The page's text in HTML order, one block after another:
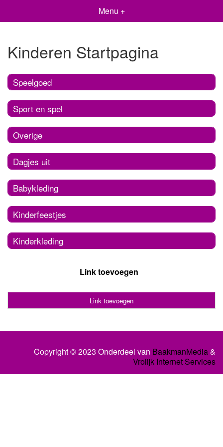
Menu +
Kinderen Startpagina
Speelgoed
Sport en spel
Overige
Dagjes uit
Babykleding
Kinderfeestjes
Kinderkleding
Link toevoegen
Link toevoegen
Copyright © 2023 Onderdeel van BaakmanMedia&
Vrolijk Internet Services